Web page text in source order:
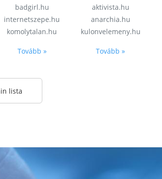
badgirl.hu
internetszepe.hu
komolytalan.hu
Tovább »
aktivista.hu
anarchia.hu
kulonvelemeny.hu
Tovább »
lista